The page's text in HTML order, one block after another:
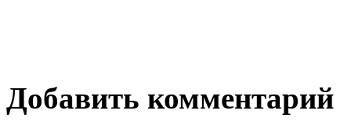
Добавить комментарий